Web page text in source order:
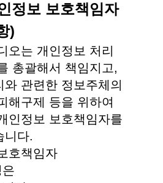
정보 보호책임자
)
는 개인정보 처리
총괄해서 책임지고,
와 관련한 정보주체의
해구제 등을 위하여
인정보 보호책임자를
니다.
호책임자